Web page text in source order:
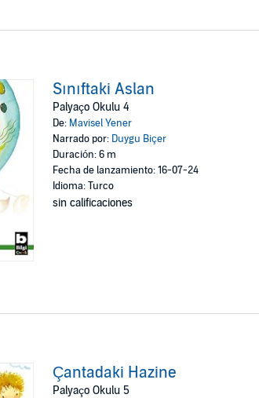
Sınıftaki Aslan
Palyaço Okulu 4
De: Mavisel Yener
Narrado por: Duygu Biçer
Duración: 6 m
Fecha de lanzamiento: 16-07-24
Idioma: Turco
sin calificaciones
Çantadaki Hazine
Palyaço Okulu 5